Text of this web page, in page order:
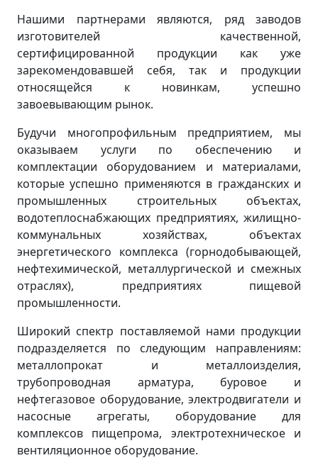
Нашими партнерами являются, ряд заводов
изготовителей качественной,
сертифицированной продукции как уже
зарекомендовавшей себя, так и продукции
относящейся к новинкам, успешно
завоевывающим рынок.
Будучи многопрофильным предприятием, мы
оказываем услуги по обеспечению и
комплектации оборудованием и материалами,
которые успешно применяются в гражданских и
промышленных строительных объектах,
водотеплоснабжающих предприятиях, жилищно-
коммунальных хозяйствах, объектах
энергетического комплекса (горнодобывающей,
нефтехимической, металлургической и смежных
отраслях), предприятиях пищевой
промышленности.
Широкий спектр поставляемой нами продукции
подразделяется по следующим направлениям:
металлопрокат и металлоизделия,
трубопроводная арматура, буровое и
нефтегазовое оборудование, электродвигатели и
насосные агрегаты, оборудование для
комплексов пищепрома, электротехническое и
вентиляционное оборудование.